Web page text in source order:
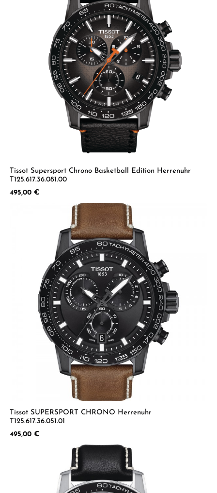
Tissot Supersport Chrono Basketball Edition Herrenuhr
T125.617.36.081.00
Regulärer Preis:
495,00 €
Tissot SUPERSPORT CHRONO Herrenuhr
T125.617.36.051.01
Regulärer Preis:
495,00 €